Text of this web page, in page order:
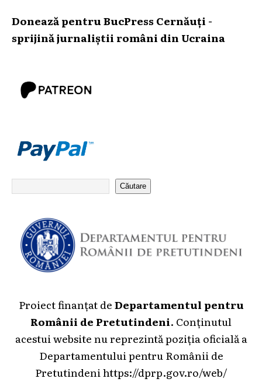
Donează pentru BucPress Cernăuți -
sprijină jurnaliștii români din Ucraina
Căutare
Proiect finanțat deDepartamentul pentru
Românii de Pretutindeni. Conținutul
acestui website nu reprezintă poziția oficială a
Departamentului pentru Românii de
Pretutindeni https://dprp.gov.ro/web/